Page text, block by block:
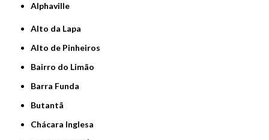
Alphaville
Alto da Lapa
Alto de Pinheiros
Bairro do Limão
Barra Funda
Butantã
Chácara Inglesa